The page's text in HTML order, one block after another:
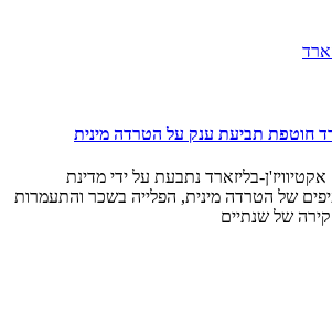
חוטפת תביעת ענק על הטרדה מינית
בליזארד נתבעת על ידי מדינת
של הטרדה מינית, הפלייה בשכר והתעמרות
של שנתיים